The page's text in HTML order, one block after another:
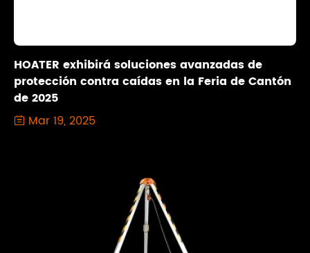
HOATER exhibirá soluciones avanzadas de
protección contra caídas en la Feria de Cantón
de 2025
 Mar 19, 2025